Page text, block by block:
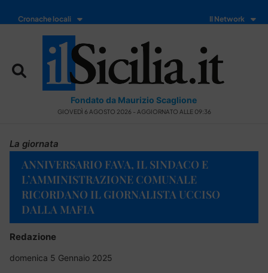
Cronache locali Il Network
Fondato da Maurizio Scaglione
GIOVEDÌ 6 AGOSTO 2026 - AGGIORNATO ALLE 09:36
La giornata
ANNIVERSARIO FAVA, IL SINDACO E
L’AMMINISTRAZIONE COMUNALE
RICORDANO IL GIORNALISTA UCCISO
DALLA MAFIA
Redazione
domenica 5 Gennaio 2025